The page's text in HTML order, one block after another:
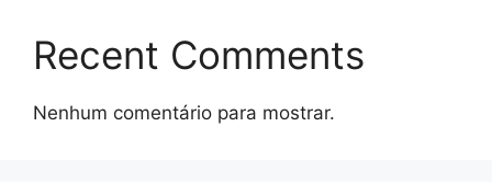
Recent Comments
Nenhum comentário para mostrar.